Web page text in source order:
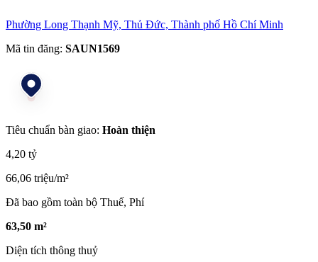
Phường Long Thạnh Mỹ, Thủ Đức, Thành phố Hồ Chí Minh
Mã tin đăng: SAUN1569
Tiêu chuẩn bàn giao: Hoàn thiện
4,20 tỷ
66,06 triệu/m²
Đã bao gồm toàn bộ Thuế, Phí
63,50 m²
Diện tích thông thuỷ